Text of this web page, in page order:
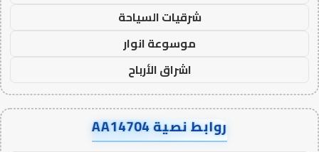
شرقيات السياحة
موسوعة انوار
اشراق الأرباح
روابط نصية AA14704